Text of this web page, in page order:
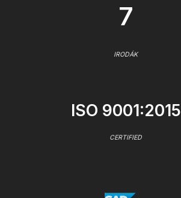
7
IRODÁK
ISO 9001:2015
CERTIFIED